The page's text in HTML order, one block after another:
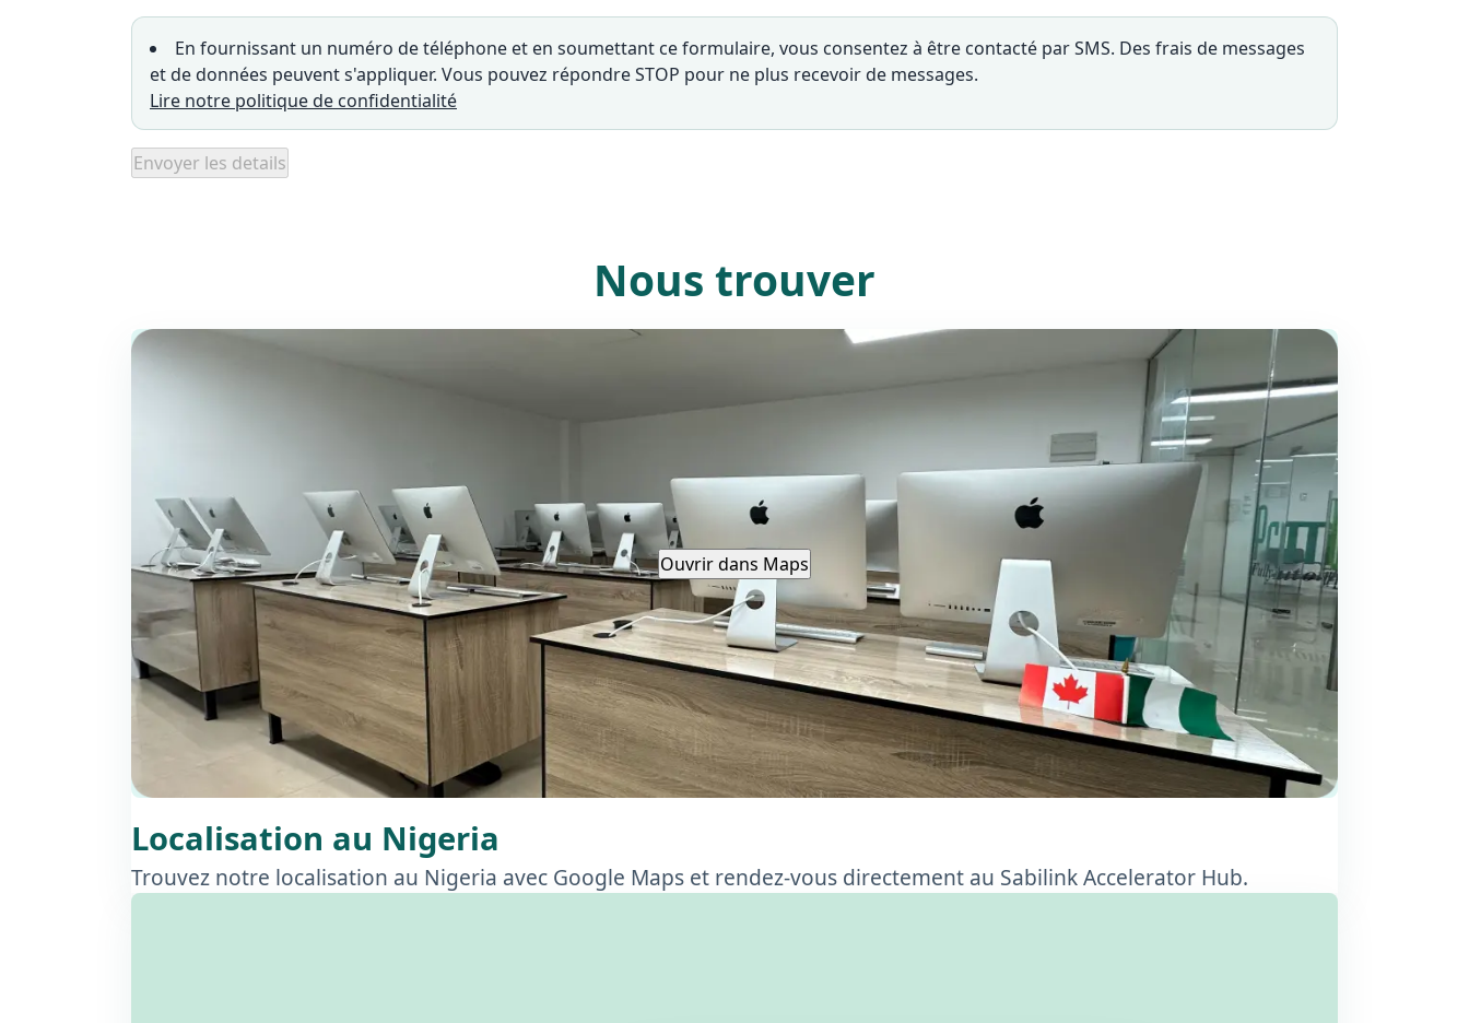
En fournissant un numéro de téléphone et en soumettant ce formulaire, vous consentez à être contacté par SMS. Des frais de messages
et de données peuvent s'appliquer. Vous pouvez répondre STOP pour ne plus recevoir de messages.
Lire notre politique de confidentialité
Envoyer les details
Nous trouver
Ouvrir dans Maps
Localisation au Nigeria
Trouvez notre localisation au Nigeria avec Google Maps et rendez-vous directement au Sabilink Accelerator Hub.
Transcription video : ce court guide montre le trajet dans le complexe pour aider les visiteurs a trouver l'entree du hub Sabilink.